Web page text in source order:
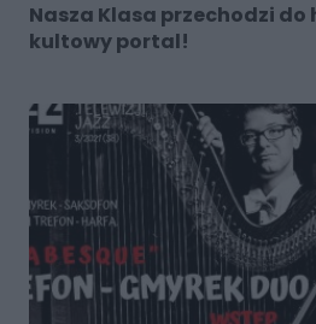
Nasza Klasa przechodzi do
kultowy portal!